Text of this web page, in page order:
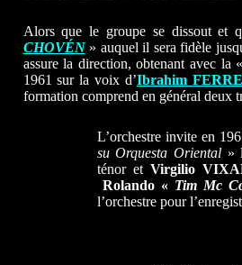
Alors que le groupe se dissout et
CHOVÉN» auquel il sera fidèle
assure la direction, obtenant avec la «
1961 sur la voix d’Ibrahim
formation comprend en général deux
L’orchestre invite en
su Orquesta Oriental»
ténor et Virgilio
Rolando « Tim Mc
l’orchestre pour